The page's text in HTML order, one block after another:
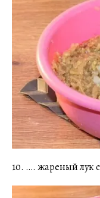
10. …. жареный лук